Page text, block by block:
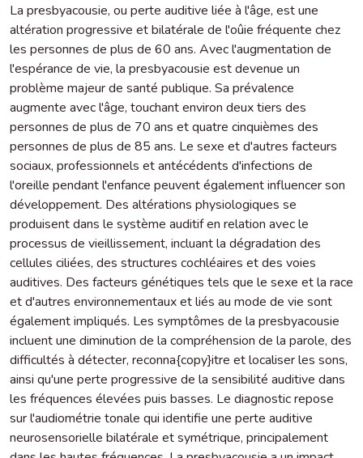
La presbyacousie, ou perte auditive liée à l'âge, est une
altération progressive et bilatérale de l'oûie fréquente chez
les personnes de plus de 60 ans. Avec l'augmentation de
l'espérance de vie, la presbyacousie est devenue un
problème majeur de santé publique. Sa prévalence
augmente avec l'âge, touchant environ deux tiers des
personnes de plus de 70 ans et quatre cinquièmes des
personnes de plus de 85 ans. Le sexe et d'autres facteurs
sociaux, professionnels et antécédents d'infections de
l'oreille pendant l'enfance peuvent également influencer son
développement. Des altérations physiologiques se
produisent dans le système auditif en relation avec le
processus de vieillissement, incluant la dégradation des
cellules ciliées, des structures cochléaires et des voies
auditives. Des facteurs génétiques tels que le sexe et la race
et d'autres environnementaux et liés au mode de vie sont
également impliqués. Les symptômes de la presbyacousie
incluent une diminution de la compréhension de la parole, des
difficultés à détecter, reconna{copy}itre et localiser les sons,
ainsi qu'une perte progressive de la sensibilité auditive dans
les fréquences élevées puis basses. Le diagnostic repose
sur l'audiométrie tonale qui identifie une perte auditive
neurosensorielle bilatérale et symétrique, principalement